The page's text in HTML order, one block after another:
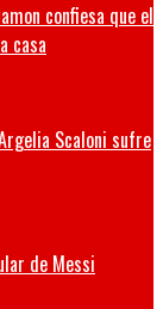
confiesa que el
casa
Scaloni sufre
de Messi